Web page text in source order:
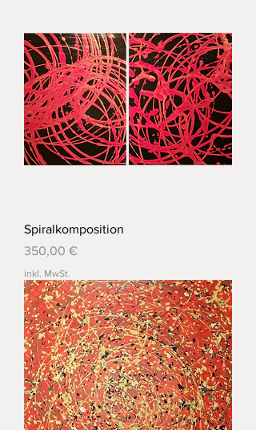
Spiralkomposition
Preis
350,00 €
inkl. MwSt.